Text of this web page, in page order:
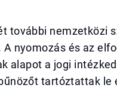
további nemzetközi
A nyomozás és az
alapot a jogi
tartóztattak le